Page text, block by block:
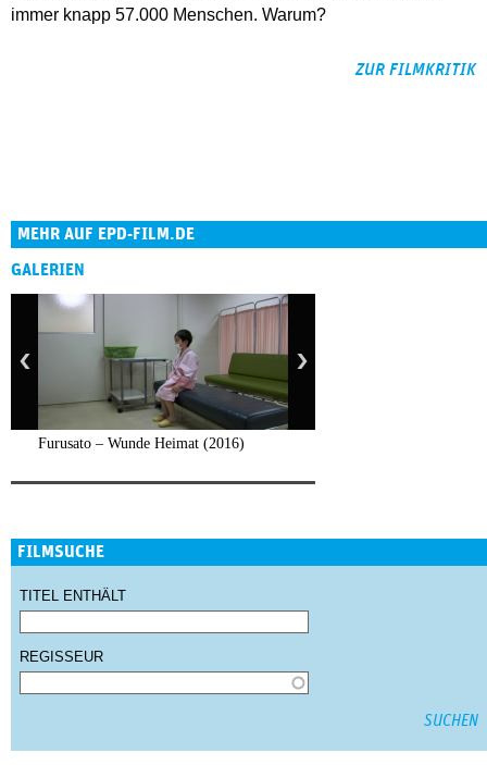
immer knapp 57.000 Menschen. Warum?
ZUR FILMKRITIK
MEHR AUF EPD-FILM.DE
GALERIEN
Furusato – Wunde Heimat (2016)
FILMSUCHE
TITEL ENTHÄLT
REGISSEUR